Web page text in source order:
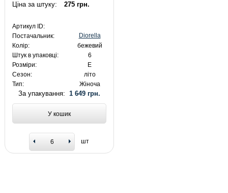
Ціна за штуку: 275 грн.
Артикул ID:
Постачальник:
Diorella
Колір:
бежевий
Штук в упаковці:
6
Розміри:
E
Сезон:
літо
Тип:
Жіноча
За упакування: 1 649 грн.
У кошик
шт